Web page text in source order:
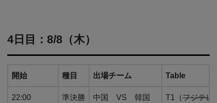
4日目：8/8（木）
開始 種目 出場チーム Table
22:00 準決勝 中国 VS 韓国 T1（フジテレ